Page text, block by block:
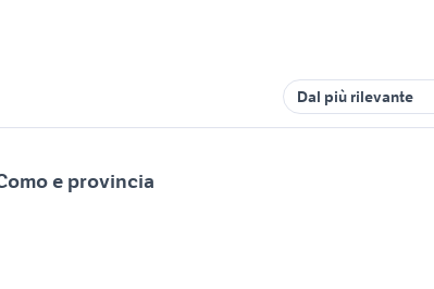
Dal più rilevante
e provincia